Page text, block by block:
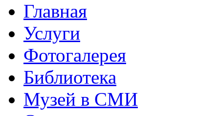
Главная
Услуги
Фотогалерея
Библиотека
Музей в СМИ